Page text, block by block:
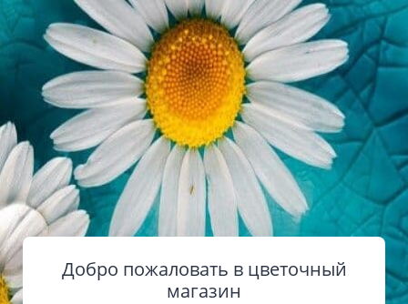
Добро пожаловать в цветочный
магазин